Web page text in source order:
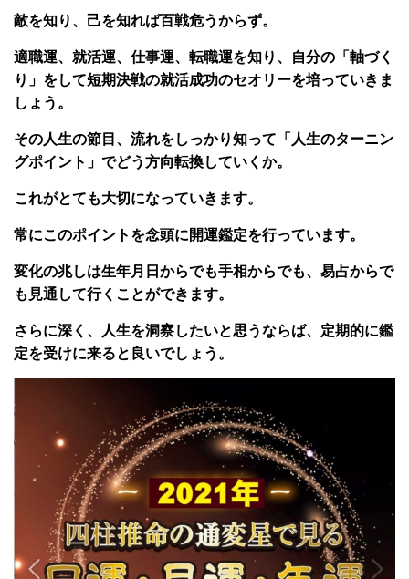
敵を知り、己を知れば百戦危うからず。
適職運、就活運、仕事運、転職運を知り、自分の「軸づく
り」をして短期決戦の就活成功のセオリーを培っていきま
しょう。
その人生の節目、流れをしっかり知って「人生のターニン
グポイント」でどう方向転換していくか。
これがとても大切になっていきます。
常にこのポイントを念頭に開運鑑定を行っています。
変化の兆しは生年月日からでも手相からでも、易占からで
も見通して行くことができます。
さらに深く、人生を洞察したいと思うならば、定期的に鑑
定を受けに来ると良いでしょう。